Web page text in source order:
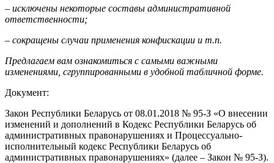
– исключены некоторые составы административной
ответственности;
– сокращены случаи применения конфискации и т.п.
Предлагаем вам ознакомиться с самыми важными
изменениями, сгруппированными в удобной табличной форме.
Документ:
Закон Республики Беларусь от 08.01.2018 № 95-З «О внесении
изменений и дополнений в Кодекс Республики Беларусь об
административных правонарушениях и Процессуально-
исполнительный кодекс Республики Беларусь об
административных правонарушениях» (далее – Закон № 95-З).